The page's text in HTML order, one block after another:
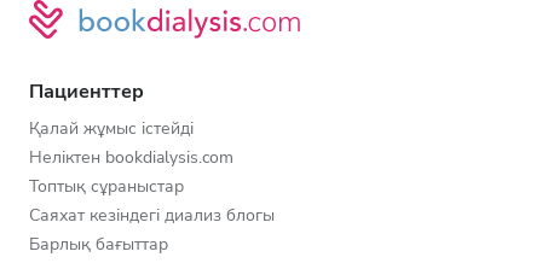
Пациенттер
Қалай жұмыс істейді
Неліктен bookdialysis.com
Топтық сұраныстар
Саяхат кезіндегі диализ блогы
Барлық бағыттар